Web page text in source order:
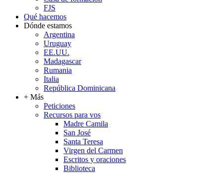
FJS
Qué hacemos
Dónde estamos
Argentina
Uruguay
EE.UU.
Madagascar
Rumania
Italia
República Dominicana
+ Más
Peticiones
Recursos para vos
Madre Camila
San José
Santa Teresa
Virgen del Carmen
Escritos y oraciones
Biblioteca